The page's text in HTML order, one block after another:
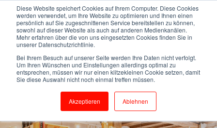
Diese Website speichert Cookies auf Ihrem Computer. Diese Cookies
werden verwendet, um Ihre Website zu optimieren und Ihnen einen
persönlich auf Sie zugeschnittenen Service bereitstellen zu können,
sowohl auf dieser Website als auch auf anderen Medienkanälen.
Mehr erfahren über die von uns eingesetzten Cookies finden Sie in
unserer Datenschutzrichtlinie.
Bei Ihrem Besuch auf unserer Seite werden Ihre Daten nicht verfolgt.
Um Ihren Wünschen und Einstellungen allerdings optimal zu
entsprechen, müssen wir nur einen klitzekleinen Cookie setzen, damit
Sie diese Auswahl nicht noch einmal treffen müssen.
Akzeptieren Ablehnen